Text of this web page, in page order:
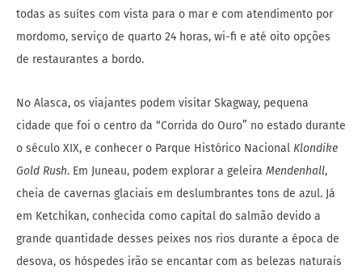
todas as suítes com vista para o mar e com atendimento por
mordomo, serviço de quarto 24 horas, wi-fi e até oito opções
de restaurantes a bordo.
No Alasca, os viajantes podem visitar Skagway, pequena
cidade que foi o centro da “Corrida do Ouro” no estado durante
o século XIX, e conhecer o Parque Histórico Nacional Klondike
Gold Rush. Em Juneau, podem explorar a geleira Mendenhall,
cheia de cavernas glaciais em deslumbrantes tons de azul. Já
em Ketchikan, conhecida como capital do salmão devido a
grande quantidade desses peixes nos rios durante a época de
desova, os hóspedes irão se encantar com as belezas naturais